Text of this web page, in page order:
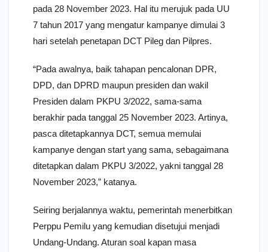
pada 28 November 2023. Hal itu merujuk pada UU
7 tahun 2017 yang mengatur kampanye dimulai 3
hari setelah penetapan DCT Pileg dan Pilpres.
“Pada awalnya, baik tahapan pencalonan DPR,
DPD, dan DPRD maupun presiden dan wakil
Presiden dalam PKPU 3/2022, sama-sama
berakhir pada tanggal 25 November 2023. Artinya,
pasca ditetapkannya DCT, semua memulai
kampanye dengan start yang sama, sebagaimana
ditetapkan dalam PKPU 3/2022, yakni tanggal 28
November 2023,” katanya.
Seiring berjalannya waktu, pemerintah menerbitkan
Perppu Pemilu yang kemudian disetujui menjadi
Undang-Undang. Aturan soal kapan masa